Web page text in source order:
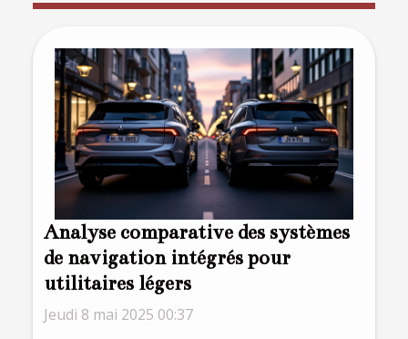
Analyse comparative des systèmes
de navigation intégrés pour
utilitaires légers
Jeudi 8 mai 2025 00:37